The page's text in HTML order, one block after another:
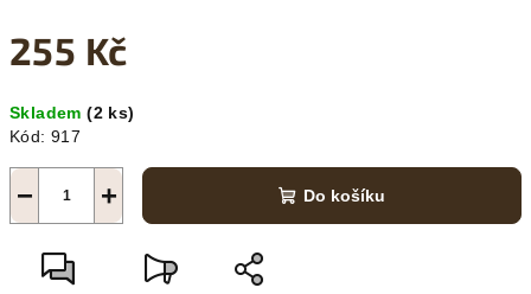
255 Kč
cena:
Skladem(2 ks)
Kód: 917
+
− Do košíku